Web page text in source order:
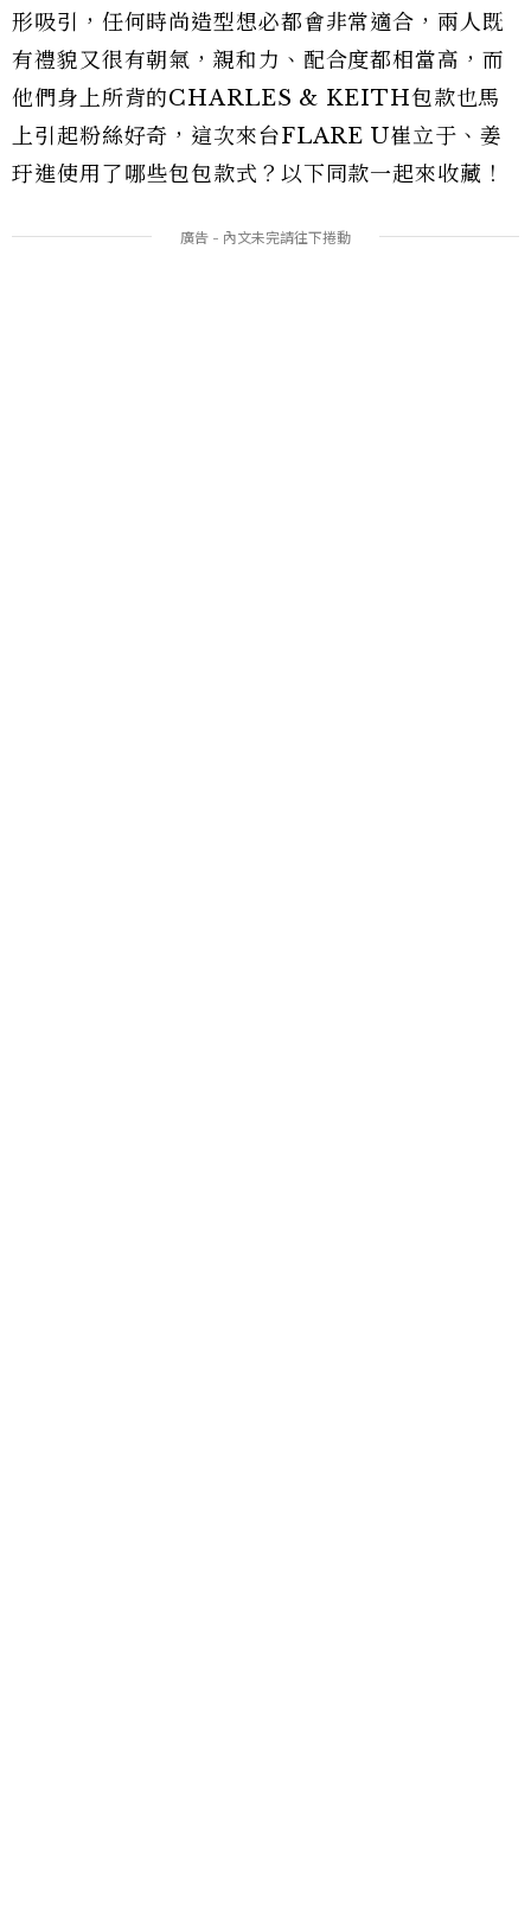
形吸引，任何時尚造型想必都會非常適合，兩人既
有禮貌又很有朝氣，親和力、配合度都相當高，而
他們身上所背的CHARLES & KEITH包款也馬
上引起粉絲好奇，這次來台FLARE U崔立于、姜
玗進使用了哪些包包款式？以下同款一起來收藏！